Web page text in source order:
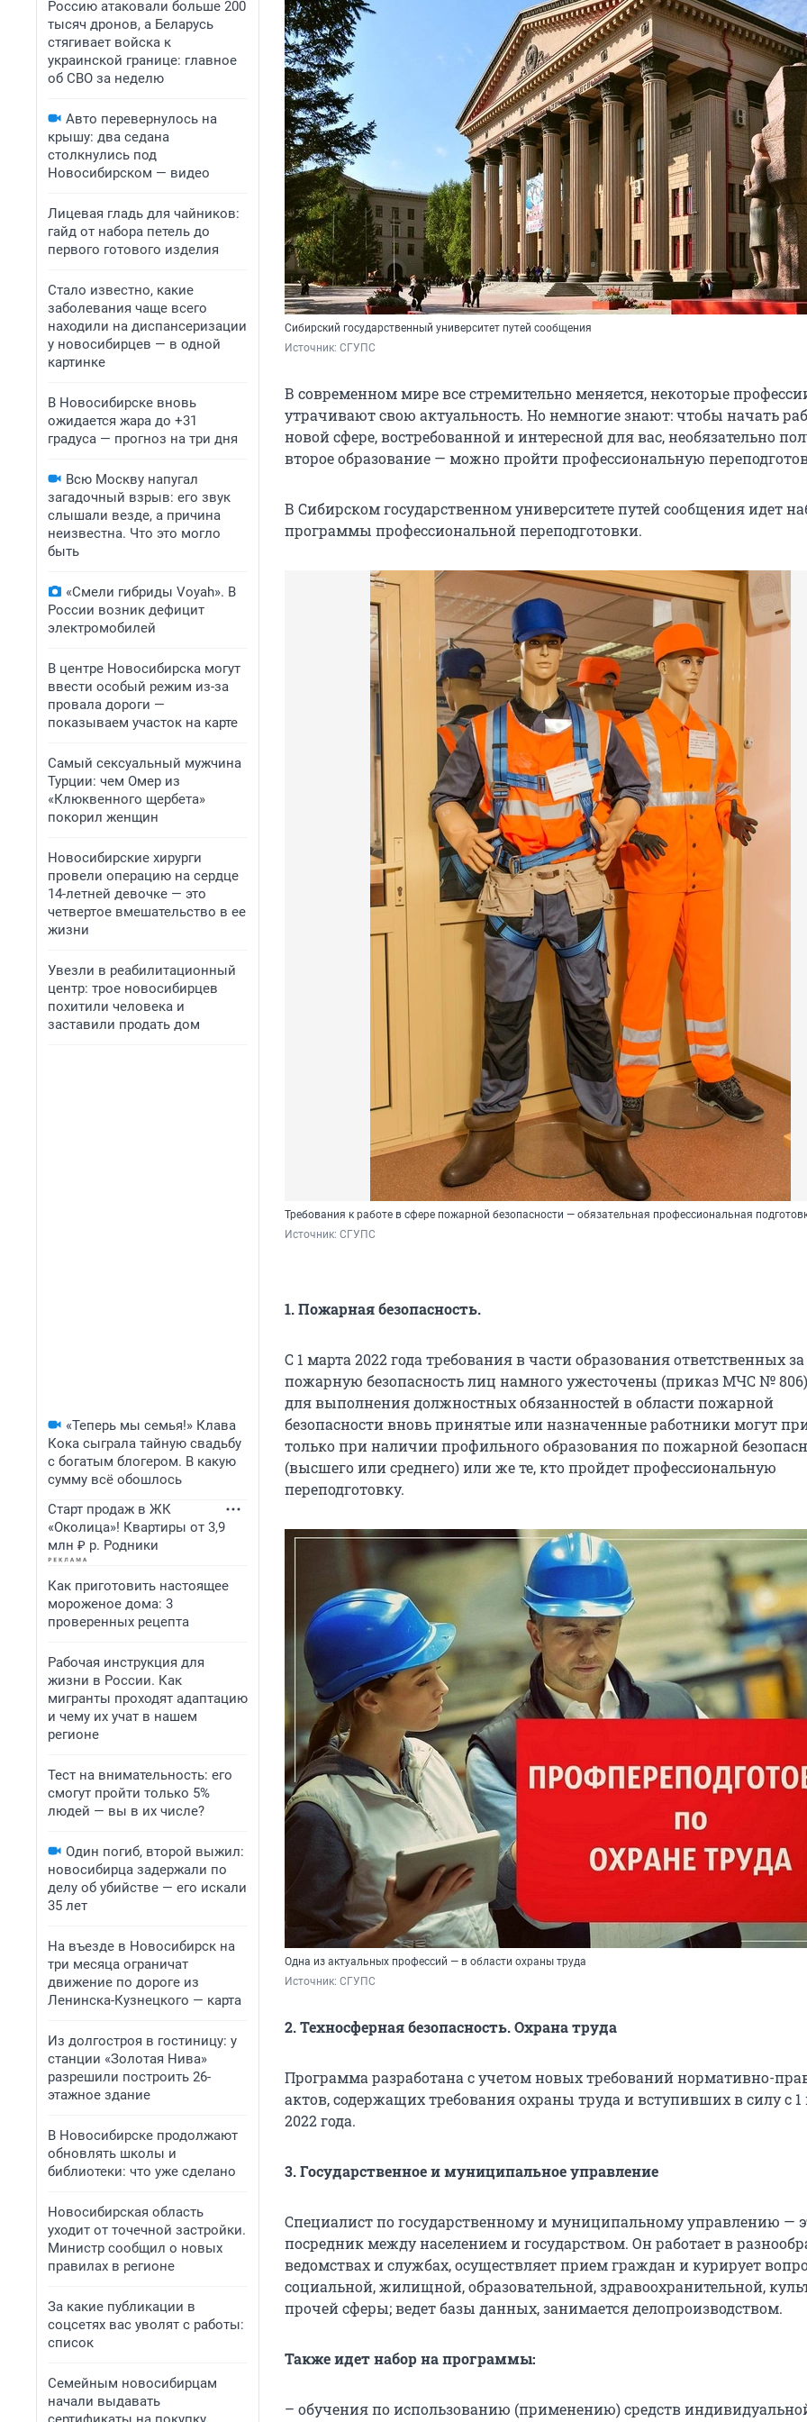
Россию атаковали больше 200
тысяч дронов, а Беларусь
стягивает войска к
украинской границе: главное
об СВО за неделю
Авто перевернулось на
крышу: два седана
столкнулись под
Новосибирском — видео
Лицевая гладь для чайников:
гайд от набора петель до
первого готового изделия
Стало известно, какие
заболевания чаще всего
находили на диспансеризации
у новосибирцев — в одной
картинке
В Новосибирске вновь
ожидается жара до +31
градуса — прогноз на три дня
Всю Москву напугал
загадочный взрыв: его звук
слышали везде, а причина
неизвестна. Что это могло
быть
«Смели гибриды Voyah». В
России возник дефицит
электромобилей
В центре Новосибирска могут
ввести особый режим из-за
провала дороги —
показываем участок на карте
Самый сексуальный мужчина
Турции: чем Омер из
«Клюквенного щербета»
покорил женщин
Новосибирские хирурги
провели операцию на сердце
14-летней девочке — это
четвертое вмешательство в ее
жизни
Увезли в реабилитационный
центр: трое новосибирцев
похитили человека и
заставили продать дом
«Теперь мы семья!» Клава
Кока сыграла тайную свадьбу
с богатым блогером. В какую
сумму всё обошлось
Старт продаж в ЖК
«Околица»! Квартиры от 3,9
млн ₽ р. Родники
Как приготовить настоящее
мороженое дома: 3
проверенных рецепта
Рабочая инструкция для
жизни в России. Как
мигранты проходят адаптацию
и чему их учат в нашем
регионе
Тест на внимательность: его
смогут пройти только 5%
людей — вы в их числе?
Один погиб, второй выжил:
новосибирца задержали по
делу об убийстве — его искали
35 лет
На въезде в Новосибирск на
три месяца ограничат
движение по дороге из
Ленинска-Кузнецкого — карта
Из долгостроя в гостиницу: у
станции «Золотая Нива»
разрешили построить 26-
этажное здание
В Новосибирске продолжают
обновлять школы и
библиотеки: что уже сделано
Новосибирская область
уходит от точечной застройки.
Министр сообщил о новых
правилах в регионе
За какие публикации в
соцсетях вас уволят с работы:
список
Семейным новосибирцам
начали выдавать
Сибирский государственный университет путей сообщения
Источник: СГУПС
В современном мире все стремительно меняется, некоторые
утрачивают свою актуальность. Но немногие знают: чтобы начать
новой сфере, востребованной и интересной для вас, необязательно
второе образование — можно пройти профессиональную
В Сибирском государственном университете путей сообщения идет
программы профессиональной переподготовки.
Требования к работе в сфере пожарной безопасности — обязательная профессиональная
Источник: СГУПС
1. Пожарная безопасность.
С 1 марта 2022 года требования в части образования ответственных за
пожарную безопасность лиц намного ужесточены (приказ МЧС №
для выполнения должностных обязанностей в области пожарной
безопасности вновь принятые или назначенные работники могут
только при наличии профильного образования по пожарной
(высшего или среднего) или же те, кто пройдет профессиональную
переподготовку.
Одна из актуальных профессий — в области охраны труда
Источник: СГУПС
2. Техносферная безопасность. Охрана труда
Программа разработана с учетом новых требований нормативно-
актов, содержащих требования охраны труда и вступивших в силу с 1
2022 года.
3. Государственное и муниципальное управление
Специалист по государственному и муниципальному управлению —
посредник между населением и государством. Он работает в
ведомствах и службах, осуществляет прием граждан и курирует
социальной, жилищной, образовательной, здравоохранительной,
прочей сферы; ведет базы данных, занимается делопроизводством.
Также идет набор на программы:
– обучения по использованию (применению) средств